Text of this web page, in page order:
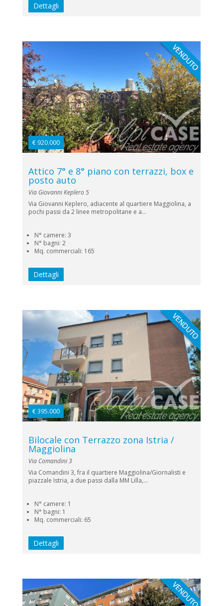
Dettagli
€ 920.000
Attico 7° e 8° piano con terrazzi, box e
posto auto
Via Giovanni Keplero 5
Via Giovanni Keplero, adiacente al quartiere Maggiolina, a
pochi passi da 2 linee metropolitane e a...
N° camere: 3
N° bagni: 2
Mq. commerciali: 165
Dettagli
€ 395.000
Bilocale con Terrazzo zona Istria /
Maggiolina
Via Comandini 3
Via Comandini 3, fra il quartiere Maggiolina/Giornalisti e
piazzale Istria, a due passi dalla MM Lilla,...
N° camere: 1
N° bagni: 1
Mq. commerciali: 65
Dettagli